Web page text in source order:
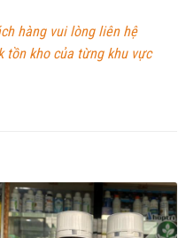
hàng vui lòng liên hệ
tồn kho của từng khu vực